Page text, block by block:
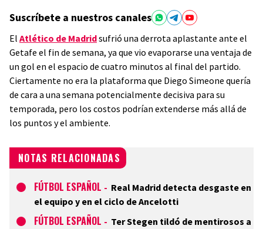
Suscríbete a nuestros canales
El Atlético de Madridsufrió una derrota aplastante ante el
Getafe el fin de semana, ya que vio evaporarse una ventaja de
un gol en el espacio de cuatro minutos al final del partido.
Ciertamente no era la plataforma que Diego Simeone quería
de cara a una semana potencialmente decisiva para su
temporada, pero los costos podrían extenderse más allá de
los puntos y el ambiente.
NOTAS RELACIONADAS
FÚTBOL ESPAÑOL - Real Madrid detecta desgaste en
el equipo y en el ciclo de Ancelotti
FÚTBOL ESPAÑOL - Ter Stegen tildó de mentirosos a